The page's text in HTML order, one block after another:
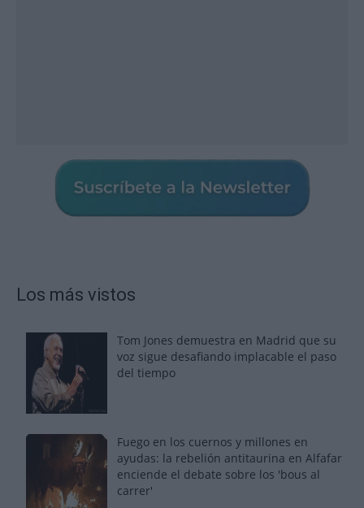
Los más vistos
Tom Jones demuestra en Madrid que su
voz sigue desafiando implacable el paso
del tiempo
Fuego en los cuernos y millones en
ayudas: la rebelión antitaurina en Alfafar
enciende el debate sobre los 'bous al
carrer'